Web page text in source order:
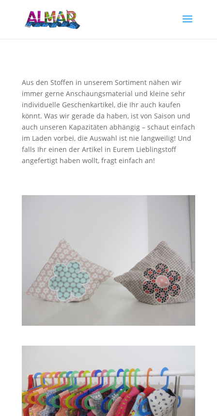
Aus den Stoffen in unserem Sortiment nähen wir
immer gerne Anschaungsmaterial und kleine sehr
individuelle Geschenkartikel, die Ihr auch kaufen
könnt. Was wir gerade da haben, ist von Saison und
auch unseren Kapazitäten abhängig – schaut einfach
im Laden vorbei, die Auswahl ist nie langweilig! Und
falls Ihr einen der Artikel in Eurem Lieblingstoff
angefertigt haben wollt, fragt einfach an!